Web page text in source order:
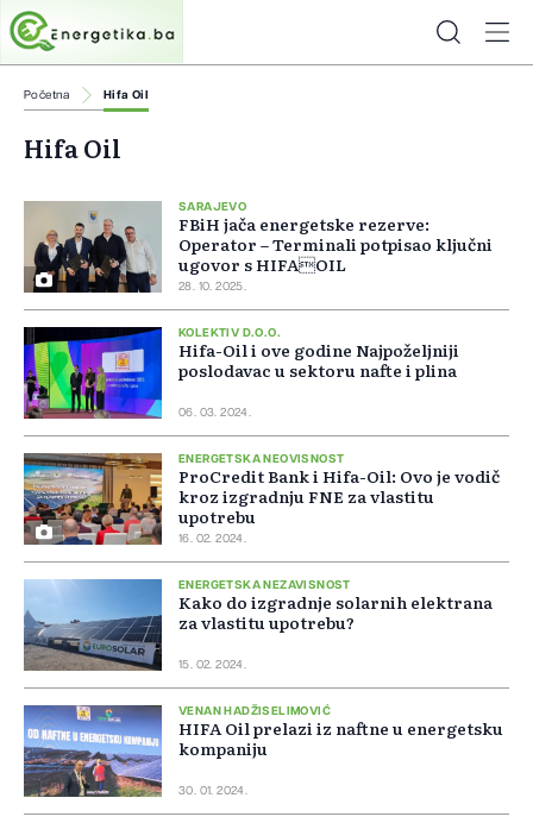
Početna Hifa Oil
Hifa Oil
SARAJEVO
FBiH jača energetske rezerve:
Operator – Terminali potpisao ključni
ugovor s HIFAOIL
28. 10. 2025.
KOLEKTIV D.O.O.
Hifa-Oil i ove godine Najpoželjniji
poslodavac u sektoru nafte i plina
06. 03. 2024.
ENERGETSKA NEOVISNOST
ProCredit Bank i Hifa-Oil: Ovo je vodič
kroz izgradnju FNE za vlastitu
upotrebu
16. 02. 2024.
ENERGETSKA NEZAVISNOST
Kako do izgradnje solarnih elektrana
za vlastitu upotrebu?
15. 02. 2024.
VENAN HADŽISELIMOVIĆ
HIFA Oil prelazi iz naftne u energetsku
kompaniju
30. 01. 2024.